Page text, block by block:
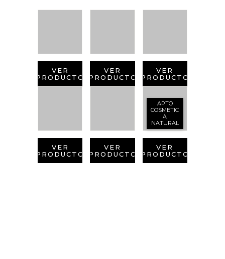
VER
PRODUCTO
VER
PRODUCTO
VER
PRODUCTO
VER
PRODUCTO
VER
PRODUCTO
APTO
COSMETIC
A
NATURAL
VER
PRODUCTO